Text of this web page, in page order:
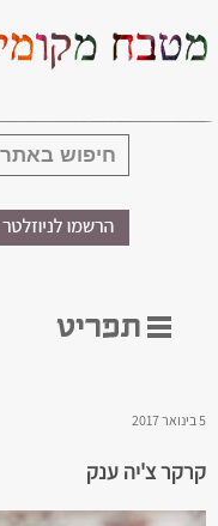
5 בינואר 2017
קרקר צ'יה ענק